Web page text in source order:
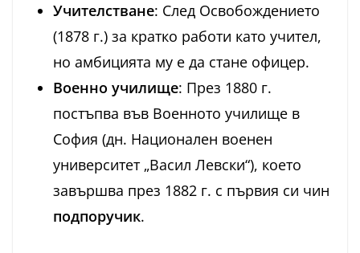
Учителстване: След Освобождението
(1878 г.) за кратко работи като учител,
но амбицията му е да стане офицер.
Военно училище: През 1880 г.
постъпва във Военното училище в
София (дн. Национален военен
университет „Васил Левски“), което
завършва през 1882 г. с първия си чин
подпоручик.